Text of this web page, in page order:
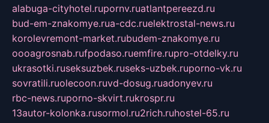
alabuga-cityhotel.rupornv.ruatlantpereezd.ru
bud-em-znakomye.rua-cdc.ruelektrostal-news.ru
korolevremont-market.rubudem-znakomye.ru
oooagrosnab.rufpodaso.ruemfire.rupro-otdelky.ru
ukrasotki.ruseksuzbek.ruseks-uzbek.ruporno-vk.ru
sovratili.ruolecoon.ruvd-dosug.ruadonyev.ru
rbc-news.ruporno-skvirt.rukrospr.ru
13autor-kolonka.rusormol.ru2rich.ruhostel-65.ru